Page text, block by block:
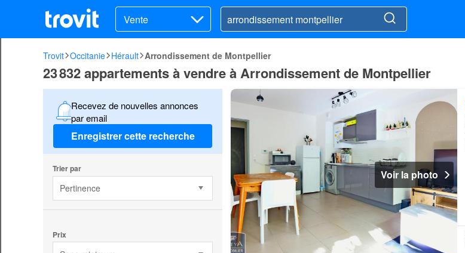
Vente
Trovit Occitanie Hérault Arrondissement de Montpellier
23 832 appartements à vendre à Arrondissement de Montpellier
Recevez de nouvelles annonces
par email
Enregistrer cette recherche
Trier par
Pertinence
Prix
Voir la photo